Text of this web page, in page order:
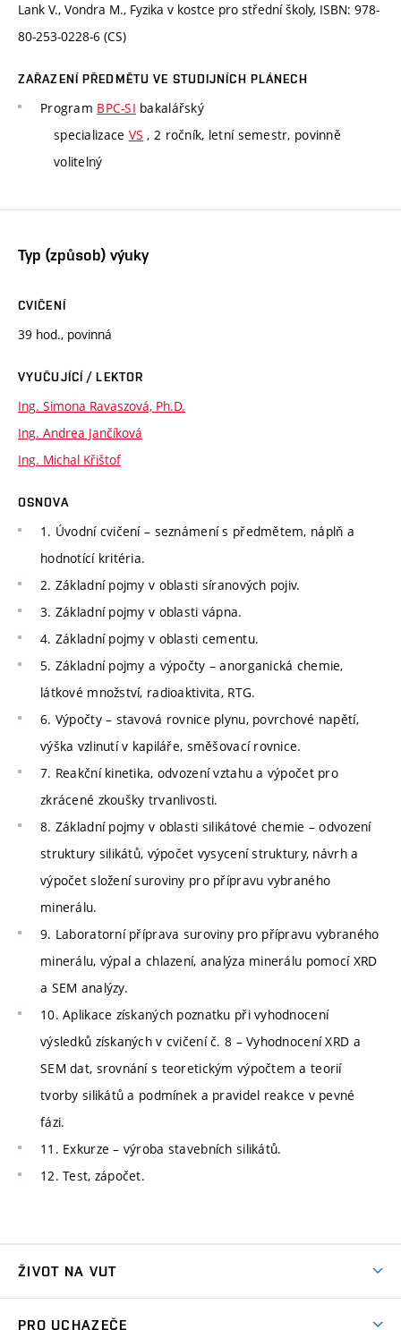
Lank V., Vondra M., Fyzika v kostce pro střední školy, ISBN: 978-
80-253-0228-6 (CS)
ZAŘAZENÍ PŘEDMĚTU VE STUDIJNÍCH PLÁNECH
Program BPC-SI bakalářský
specializace VS , 2 ročník, letní semestr, povinně
volitelný
Typ (způsob) výuky
CVIČENÍ
39 hod., povinná
VYUČUJÍCÍ / LEKTOR
Ing. Simona Ravaszová, Ph.D.
Ing. Andrea Jančíková
Ing. Michal Křištof
OSNOVA
1. Úvodní cvičení – seznámení s předmětem, náplň a
hodnotící kritéria.
2. Základní pojmy v oblasti síranových pojiv.
3. Základní pojmy v oblasti vápna.
4. Základní pojmy v oblasti cementu.
5. Základní pojmy a výpočty – anorganická chemie,
látkové množství, radioaktivita, RTG.
6. Výpočty – stavová rovnice plynu, povrchové napětí,
výška vzlinutí v kapiláře, směšovací rovnice.
7. Reakční kinetika, odvození vztahu a výpočet pro
zkrácené zkoušky trvanlivosti.
8. Základní pojmy v oblasti silikátové chemie – odvození
struktury silikátů, výpočet vysycení struktury, návrh a
výpočet složení suroviny pro přípravu vybraného
minerálu.
9. Laboratorní příprava suroviny pro přípravu vybraného
minerálu, výpal a chlazení, analýza minerálu pomocí XRD
a SEM analýzy.
10. Aplikace získaných poznatku při vyhodnocení
výsledků získaných v cvičení č. 8 – Vyhodnocení XRD a
SEM dat, srovnání s teoretickým výpočtem a teorií
tvorby silikátů a podmínek a pravidel reakce v pevné
fázi.
11. Exkurze – výroba stavebních silikátů.
12. Test, zápočet.
ŽIVOT NA VUT
PRO UCHAZEČE